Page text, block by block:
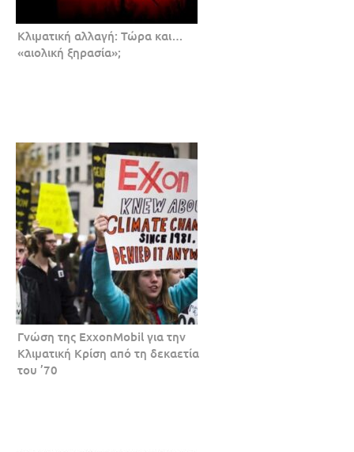
Κλιματική αλλαγή: Τώρα και…
«αιολική ξηρασία»;
Γνώση της ExxonMobil για την
Κλιματική Κρίση από τη δεκαετία
του ’70